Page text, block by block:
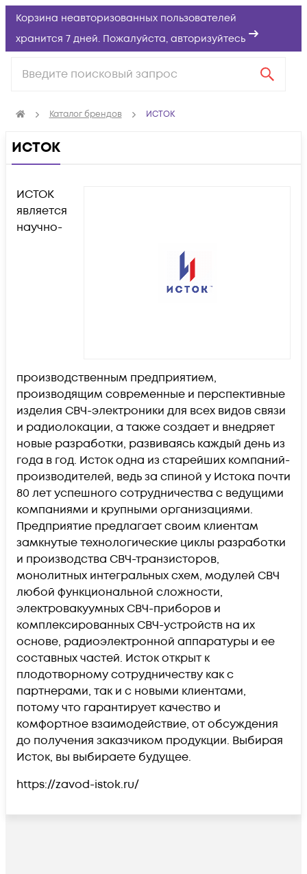
Корзина неавторизованных пользователей
хранится 7 дней. Пожалуйста, авторизуйтесь
Каталог брендов ИСТОК
ИСТОК
ИСТОК
является
научно-
производственным предприятием,
производящим современные и перспективные
изделия СВЧ-электроники для всех видов связи
и радиолокации, а также создает и внедряет
новые разработки, развиваясь каждый день из
года в год. Исток одна из старейших компаний-
производителей, ведь за спиной у Истока почти
80 лет успешного сотрудничества с ведущими
компаниями и крупными организациями.
Предприятие предлагает своим клиентам
замкнутые технологические циклы разработки
и производства СВЧ-транзисторов,
монолитных интегральных схем, модулей СВЧ
любой функциональной сложности,
электровакуумных СВЧ-приборов и
комплексированных СВЧ-устройств на их
основе, радиоэлектронной аппаратуры и ее
составных частей. Исток открыт к
плодотворному сотрудничеству как с
партнерами, так и с новыми клиентами,
потому что гарантирует качество и
комфортное взаимодействие, от обсуждения
до получения заказчиком продукции. Выбирая
Исток, вы выбираете будущее.
https://zavod-istok.ru/